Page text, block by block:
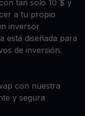
tan solo 10 $ y
a tu propio
inversor
está diseñada para
de inversión.
con nuestra
y segura